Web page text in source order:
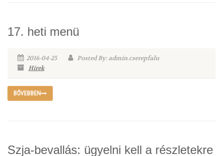
17. heti menü
2016-04-25
Posted By: admin.cserepfalu
Hírek
BŐVEBBEN
Szja-bevallás: ügyelni kell a részletekre